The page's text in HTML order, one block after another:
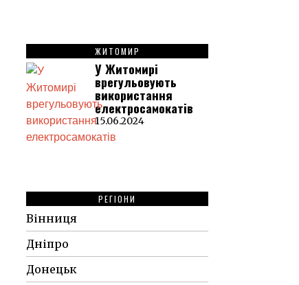
ЖИТОМИР
У Житомирі
врегульовують
використання
електросамокатів
15.06.2024
РЕГІОНИ
Вінниця
Дніпро
Донецьк